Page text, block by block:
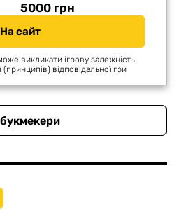
5000 грн
На сайт
викликати ігрову залежність.
відповідальної гри
букмекери